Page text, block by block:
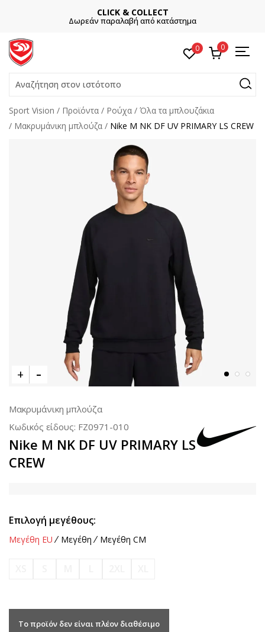
CLICK & COLLECT
Δωρεάν παραλαβή από κατάστημα
0 0
Αναζήτηση στον ιστότοπο
Sport Vision Προϊόντα Ρούχα
Όλα τα μπλουζάκια
Μακρυμάνικη μπλούζα
Nike M NK DF UV PRIMARY LS CREW
Μακρυμάνικη μπλούζα
Κωδικός είδους: FZ0971-010
Nike M NK DF UV PRIMARY LS
CREW
Επιλογή μεγέθους:
Μεγέθη EU Μεγέθη Μεγέθη CM
Το προϊόν δεν είναι πλέον διαθέσιμο